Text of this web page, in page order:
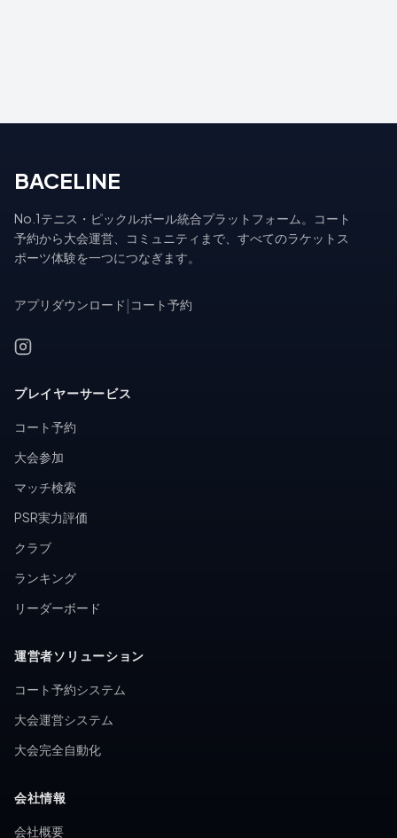
BACELINE
No.1テニス・ピックルボール統合プラットフォーム。コート
予約から大会運営、コミュニティまで、すべてのラケットス
ポーツ体験を一つにつなぎます。
アプリダウンロード コート予約
プレイヤーサービス
コート予約
大会参加
マッチ検索
PSR実力評価
クラブ
ランキング
リーダーボード
運営者ソリューション
コート予約システム
大会運営システム
大会完全自動化
会社情報
会社概要